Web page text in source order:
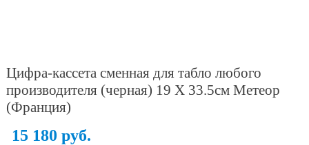
Цифра-кассета сменная для табло любого
производителя (черная) 19 X 33.5см Метеор
(Франция)
15 180 руб.